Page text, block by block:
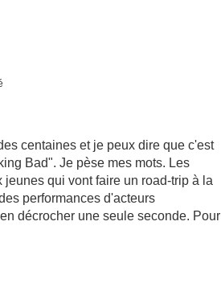
centaines et je peux dire que c'est
Bad". Je pèse mes mots. Les
qui vont faire un road-trip à la
performances d'acteurs
décrocher une seule seconde. Pour